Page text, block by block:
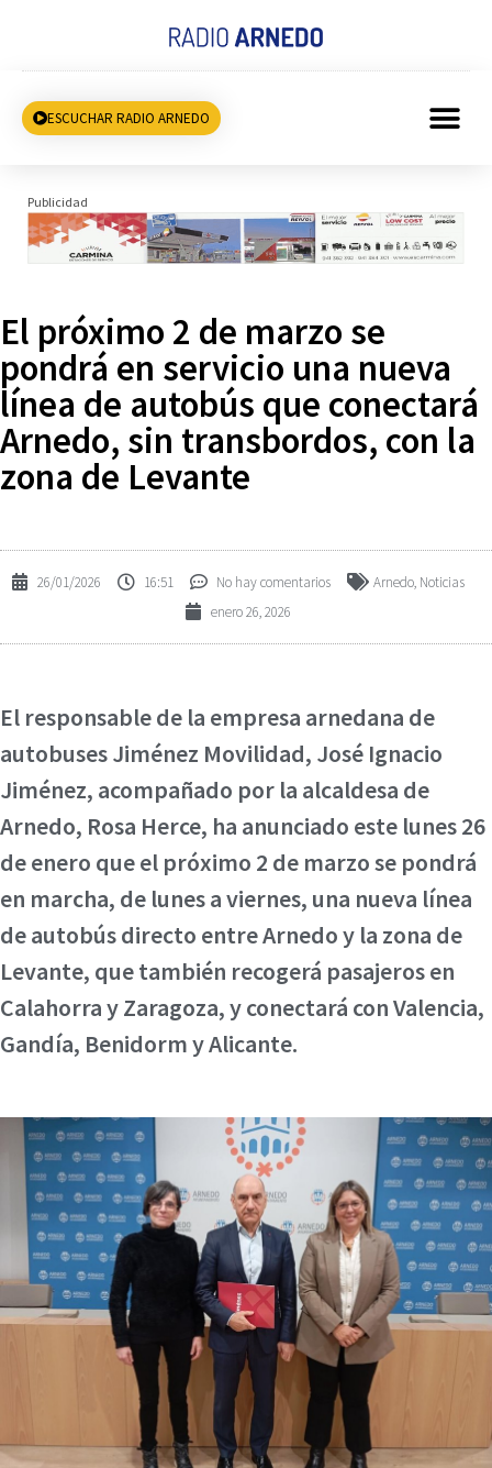
ESCUCHAR RADIO ARNEDO
Publicidad
El próximo 2 de marzo se
pondrá en servicio una nueva
línea de autobús que conectará
Arnedo, sin transbordos, con la
zona de Levante
26/01/2026 16:51 No hay comentarios Arnedo, Noticias
enero 26, 2026
El responsable de la empresa arnedana de
autobuses Jiménez Movilidad, José Ignacio
Jiménez, acompañado por la alcaldesa de
Arnedo, Rosa Herce, ha anunciado este lunes 26
de enero que el próximo 2 de marzo se pondrá
en marcha, de lunes a viernes, una nueva línea
de autobús directo entre Arnedo y la zona de
Levante, que también recogerá pasajeros en
Calahorra y Zaragoza, y conectará con Valencia,
Gandía, Benidorm y Alicante.